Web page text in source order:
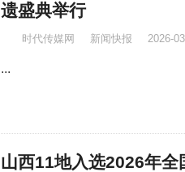
遗盛典举行
时代传媒网 新闻快报 2026-
...
山西11地入选2026年全